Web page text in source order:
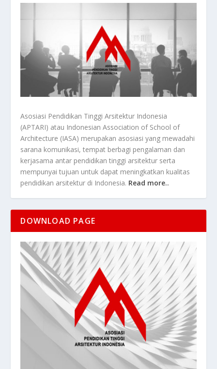
Asosiasi Pendidikan Tinggi Arsitektur Indonesia
(APTARI) atau Indonesian Association of School of
Architecture (IASA) merupakan asosiasi yang mewadahi
sarana komunikasi, tempat berbagi pengalaman dan
kerjasama antar pendidikan tinggi arsitektur serta
mempunyai tujuan untuk dapat meningkatkan kualitas
pendidikan arsitektur di Indonesia. Read more..
DOWNLOAD PAGE